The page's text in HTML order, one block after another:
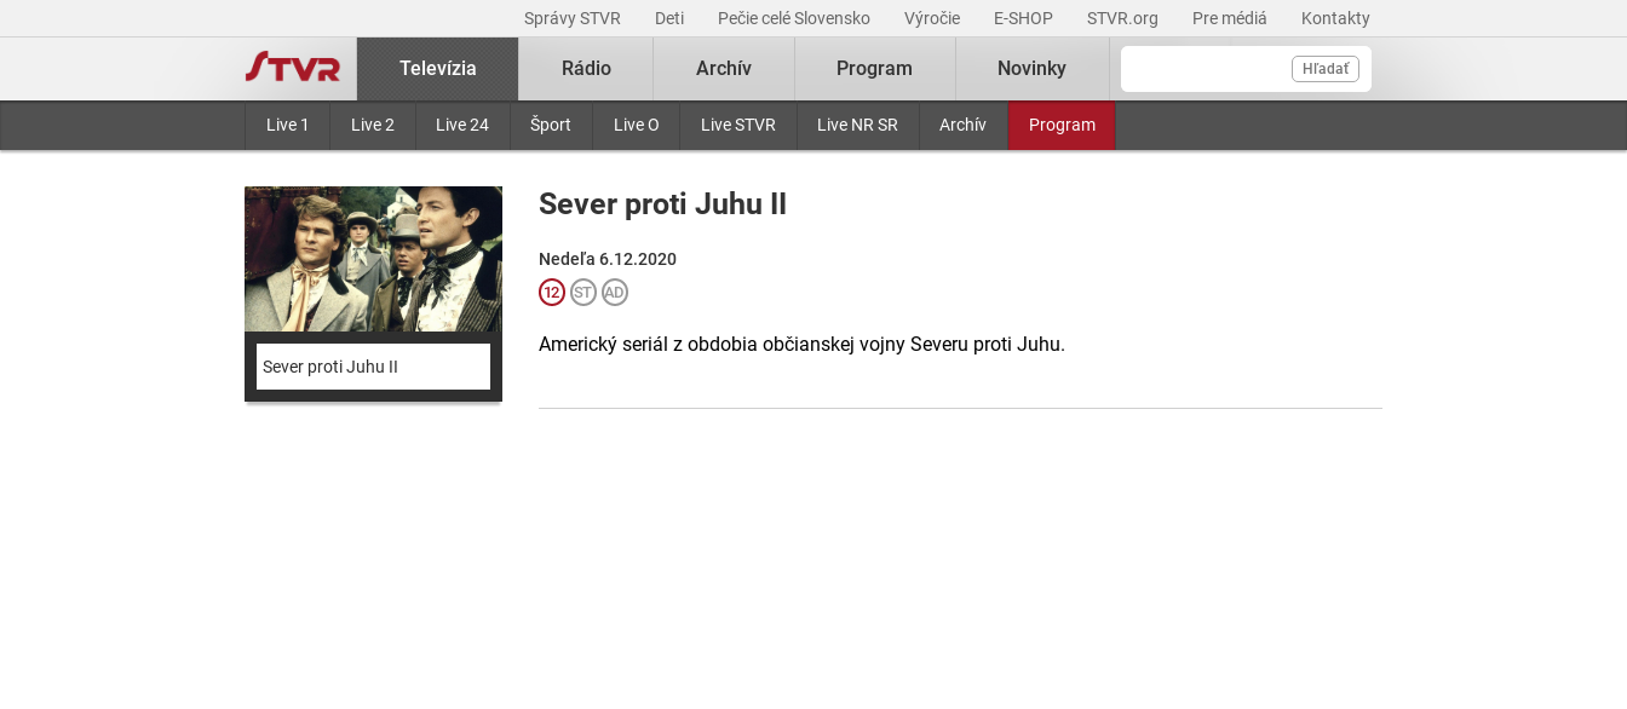
Správy STVR Deti Pečie celé Slovensko Výročie E-SHOP STVR.org Pre médiá Kontakty
Hľadať
Televízia
Live 1 Live 2 Live 24 Šport Live O Live STVR Live NR SR Archív Program
Rádio Archív Program Novinky
Sever proti Juhu II
Sever proti Juhu II
Nedeľa 6.12.2020
Americký seriál z obdobia občianskej vojny Severu proti Juhu.